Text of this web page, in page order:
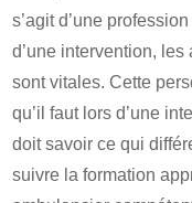
s’agit d’une
d’une intervention,
sont vitales. Cette
qu’il faut lors d’une
doit savoir ce qui
suivre la formation